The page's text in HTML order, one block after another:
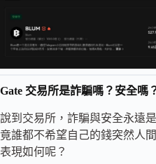
Gate 交易所是詐騙嗎？安全嗎
說到交易所，詐騙與安全永遠
竟誰都不希望自己的錢突然人
表現如何呢？